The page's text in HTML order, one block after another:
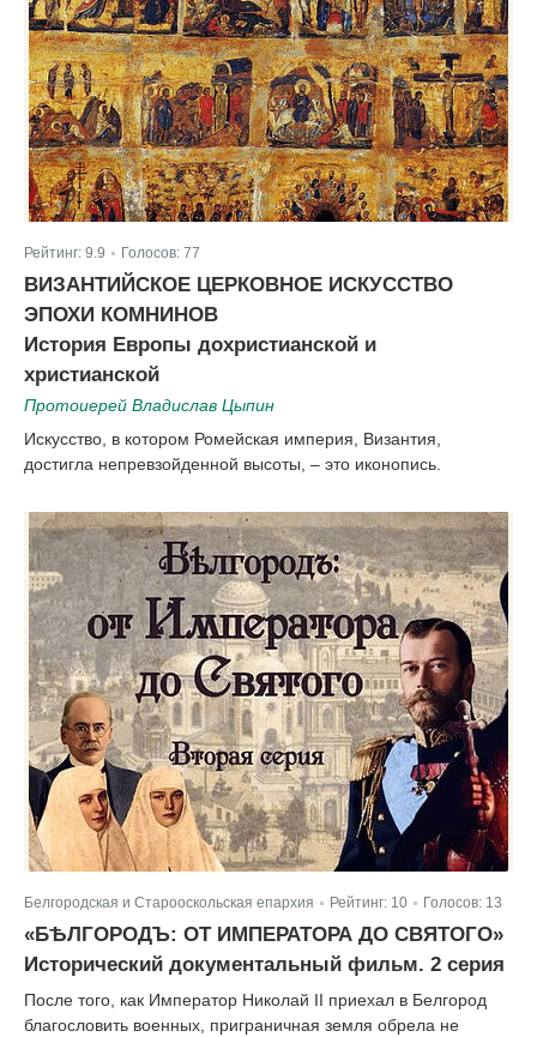
Рейтинг: 9.9 Голосов: 77
ВИЗАНТИЙСКОЕ ЦЕРКОВНОЕ ИСКУССТВО
ЭПОХИ КОМНИНОВ
История Европы дохристианской и
христианской
Протоиерей Владислав Цыпин
Искусство, в котором Ромейская империя, Византия,
достигла непревзойденной высоты, – это иконопись.
Белгородская и Старооскольская епархия Рейтинг: 10 Голосов: 13
«БѢЛГОРОДЪ: ОТ ИМПЕРАТОРА ДО СВЯТОГО»
Исторический документальный фильм. 2 серия
После того, как Император Николай II приехал в Белгород
благословить военных, приграничная земля обрела не